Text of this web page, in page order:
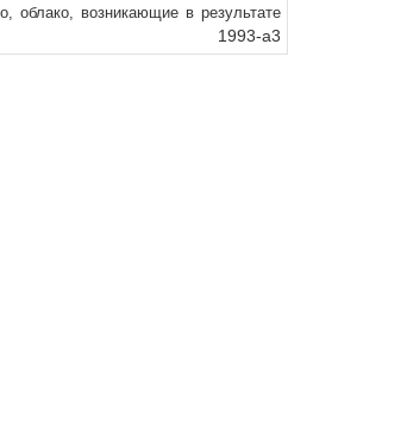
облако, возникающие в результате
1993-a3